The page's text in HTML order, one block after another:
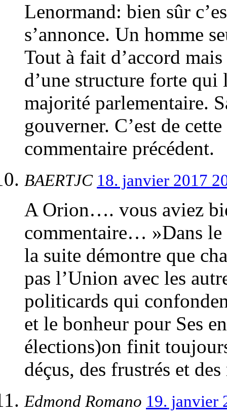
Lenormand: bien sûr
s’annonce. Un homme
Tout à fait d’accord
d’une structure forte
majorité parlementaire.
gouverner. C’est de
commentaire précédent.
BAERTJC 18. janvier 2017
A Orion…. vous aviez
commentaire… »Dans
la suite démontre que
pas l’Union avec les
politicards qui
et le bonheur pour Ses
élections)on finit
déçus, des frustrés et
Edmond Romano 19. janvier